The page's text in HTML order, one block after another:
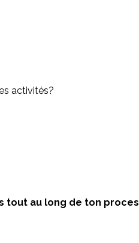
activités?
au long de ton